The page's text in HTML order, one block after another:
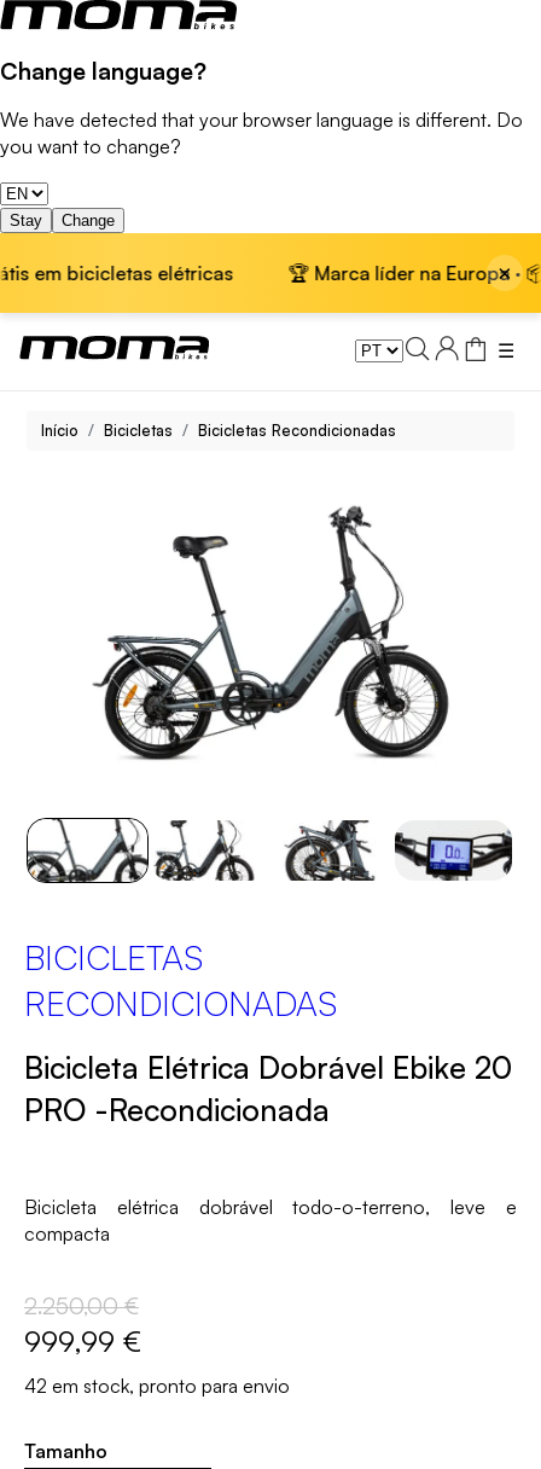
Change language?
We have detected that your browser language is different. Do
you want to change?
Stay Change
elétricas 🏆 Marca líder na Europa · 📦 Envio
×
☰
Início Bicicletas Bicicletas Recondicionadas
BICICLETAS
RECONDICIONADAS
Bicicleta Elétrica Dobrável Ebike 20
PRO -recondicionada
Bicicleta elétrica dobrável todo-o-terreno, leve e
compacta
2.250,00 €
999,99 €
42 em stock, pronto para envio
Tamanho